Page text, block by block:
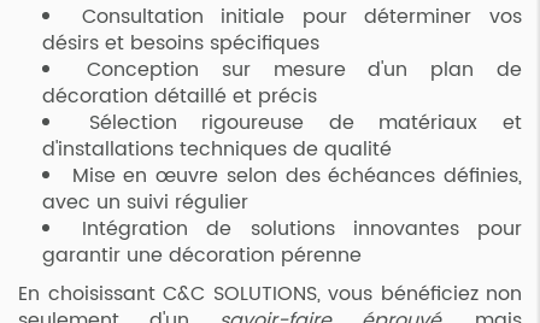
Consultation initiale pour déterminer vos
désirs et besoins spécifiques
Conception sur mesure d'un plan de
décoration détaillé et précis
Sélection rigoureuse de matériaux et
d'installations techniques de qualité
Mise en œuvre selon des échéances définies,
avec un suivi régulier
Intégration de solutions innovantes pour
garantir une décoration pérenne
En choisissant C&C SOLUTIONS, vous bénéficiez non